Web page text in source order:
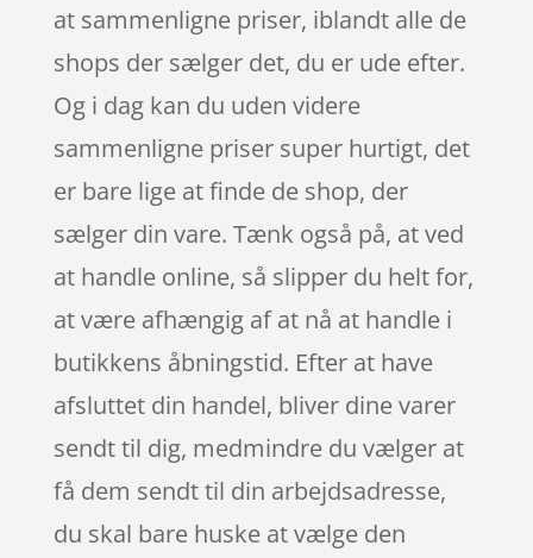
at sammenligne priser, iblandt alle de
shops der sælger det, du er ude efter.
Og i dag kan du uden videre
sammenligne priser super hurtigt, det
er bare lige at finde de shop, der
sælger din vare. Tænk også på, at ved
at handle online, så slipper du helt for,
at være afhængig af at nå at handle i
butikkens åbningstid. Efter at have
afsluttet din handel, bliver dine varer
sendt til dig, medmindre du vælger at
få dem sendt til din arbejdsadresse,
du skal bare huske at vælge den